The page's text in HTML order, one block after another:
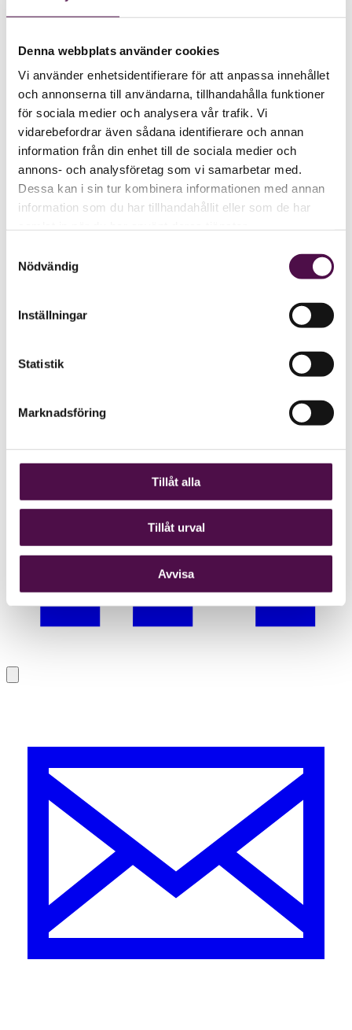
Denna webbplats använder cookies
Vi använder enhetsidentifierare för att anpassa innehållet
och annonserna till användarna, tillhandahålla funktioner
för sociala medier och analysera vår trafik. Vi
vidarebefordrar även sådana identifierare och annan
information från din enhet till de sociala medier och
annons- och analysföretag som vi samarbetar med.
Dessa kan i sin tur kombinera informationen med annan
information som du har tillhandahållit eller som de har
Nödvändig
Inställningar
Statistik
Marknadsföring
Tillåt alla
Tillåt urval
Avvisa